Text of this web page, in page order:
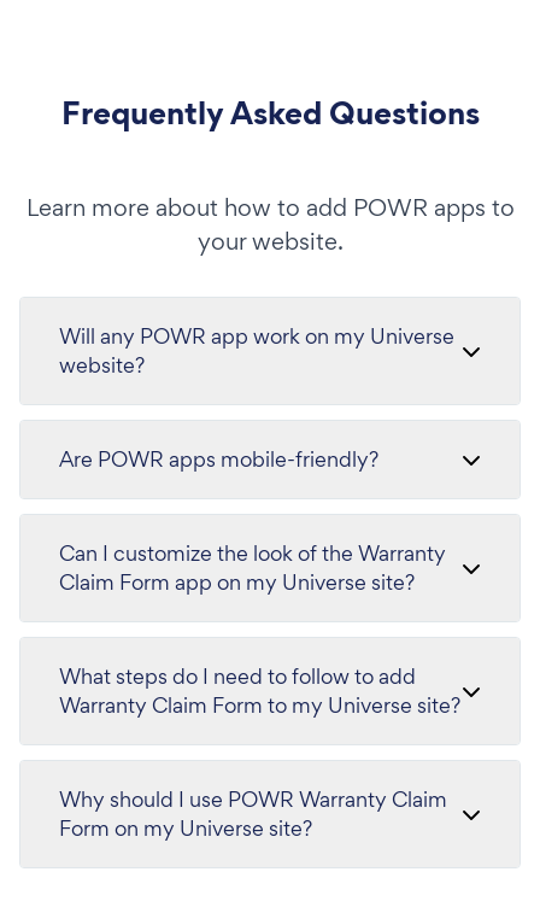
Frequently Asked Questions
Learn more about how to add POWR apps to
your website.
Will any POWR app work on my Universe
website?
Are POWR apps mobile-friendly?
Can I customize the look of the Warranty
Claim Form app on my Universe site?
What steps do I need to follow to add
Warranty Claim Form to my Universe site?
Why should I use POWR Warranty Claim
Form on my Universe site?